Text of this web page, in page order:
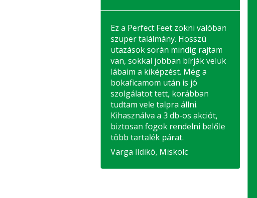
Ez a Perfect Feet zokni valóban
szuper találmány. Hosszú
utazások során mindig rajtam
van, sokkal jobban bírják velük
lábaim a kiképzést. Még a
bokaficamom után is jó
szolgálatot tett, korábban
tudtam vele talpra állni.
Kihasználva a 3 db-os akciót,
biztosan fogok rendelni belőle
több tartalék párat.
Varga Ildikó, Miskolc